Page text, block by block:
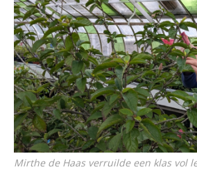
Mirthe de Haas verruilde een klas vol